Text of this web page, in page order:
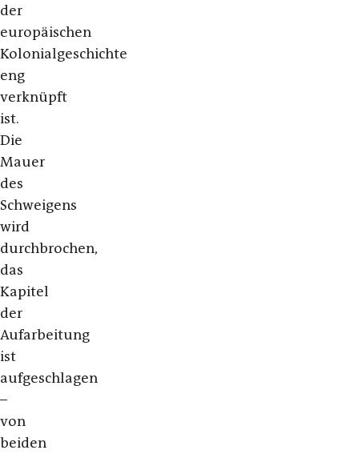
der
europäischen
Kolonialgeschichte
eng
verknüpft
ist.
Die
Mauer
des
Schweigens
wird
durchbrochen,
das
Kapitel
der
Aufarbeitung
ist
aufgeschlagen
–
von
beiden